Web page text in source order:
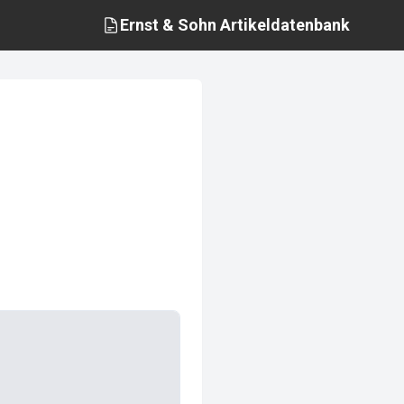
Ernst & Sohn Artikeldatenbank